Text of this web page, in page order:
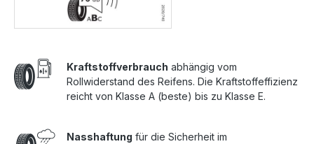
Kraftstoffverbrauch abhängig vom
Rollwiderstand des Reifens. Die Kraftstoffeffizienz
reicht von Klasse A (beste) bis zu Klasse E.
Nasshaftung für die Sicherheit im